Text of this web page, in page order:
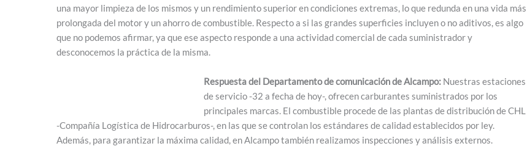
una mayor limpieza de los mismos y un rendimiento superior en condiciones extremas, lo que redunda en una vida más
prolongada del motor y un ahorro de combustible. Respecto a si las grandes superficies incluyen o no aditivos, es algo
que no podemos afirmar, ya que ese aspecto responde a una actividad comercial de cada suministrador y
desconocemos la práctica de la misma.
Respuesta del Departamento de comunicación de Alcampo: Nuestras estaciones
de servicio -32 a fecha de hoy-, ofrecen carburantes suministrados por los
principales marcas. El combustible procede de las plantas de distribución de CHL
-Compañía Logística de Hidrocarburos-, en las que se controlan los estándares de calidad establecidos por ley.
Además, para garantizar la máxima calidad, en Alcampo también realizamos inspecciones y análisis externos.